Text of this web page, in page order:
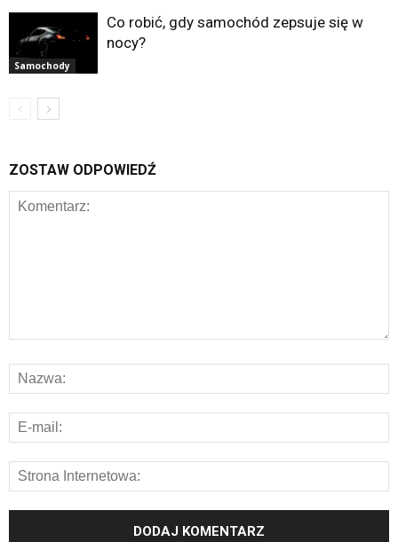
Samochody
Co robić, gdy samochód zepsuje się w
nocy?
ZOSTAW ODPOWIEDŹ